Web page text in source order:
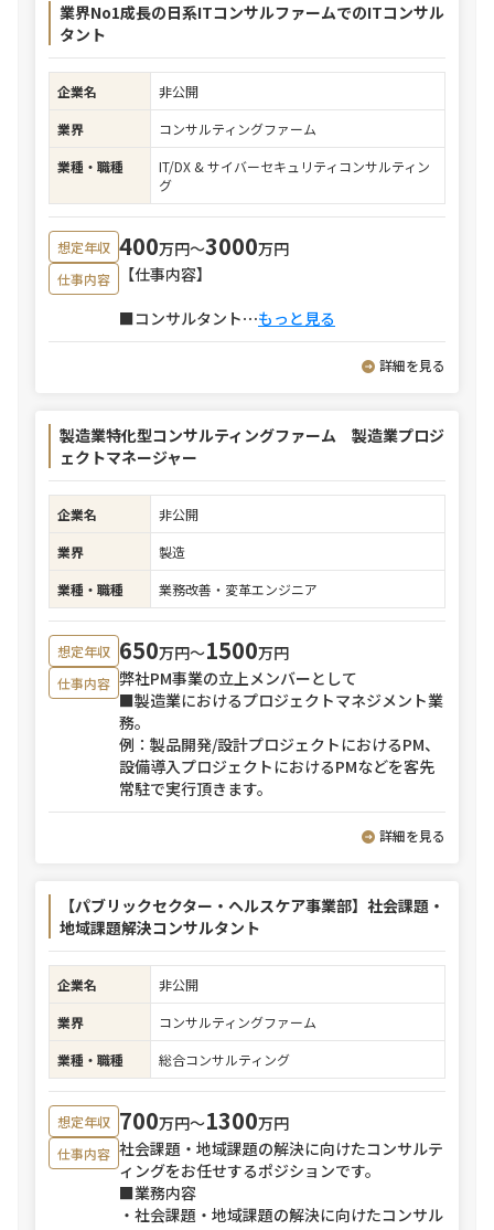
業界No1成長の日系ITコンサルファームでのITコンサル
タント
企業名
非公開
業界
コンサルティングファーム
業種・職種
IT/DX & サイバーセキュリティコンサルティン
グ
想定年収 400万円〜3000万円
仕事内容
【仕事内容】
■コンサルタント⋯もっと見る
詳細を見る
製造業特化型コンサルティングファーム 製造業プロジ
ェクトマネージャー
企業名
非公開
業界
製造
業種・職種
業務改善・変革エンジニア
想定年収 650万円〜1500万円
仕事内容 弊社PM事業の立上メンバーとして
■製造業におけるプロジェクトマネジメント業
務。
例：製品開発/設計プロジェクトにおけるPM、
設備導入プロジェクトにおけるPMなどを客先
常駐で実行頂きます。
詳細を見る
【パブリックセクター・ヘルスケア事業部】社会課題・
地域課題解決コンサルタント
企業名
非公開
業界
コンサルティングファーム
業種・職種
総合コンサルティング
想定年収 700万円〜1300万円
仕事内容 社会課題・地域課題の解決に向けたコンサルテ
ィングをお任せするポジションです。
■業務内容
・社会課題・地域課題の解決に向けたコンサル